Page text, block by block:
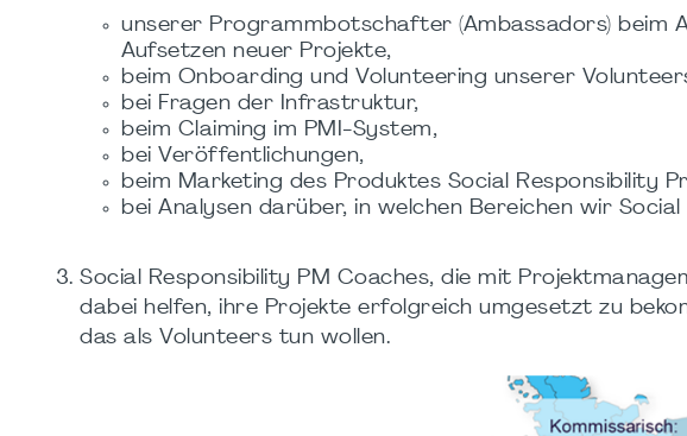
unserer Programmbotschafter (Ambassadors) beim
Aufsetzen neuer Projekte,
beim Onboarding und Volunteering unserer
bei Fragen der Infrastruktur,
beim Claiming im PMI-System,
bei Veröffentlichungen,
beim Marketing des Produktes Social Responsibility
bei Analysen darüber, in welchen Bereichen wir
Social Responsibility PM Coaches, die mit
dabei helfen, ihre Projekte erfolgreich umgesetzt zu
das als Volunteers tun wollen.